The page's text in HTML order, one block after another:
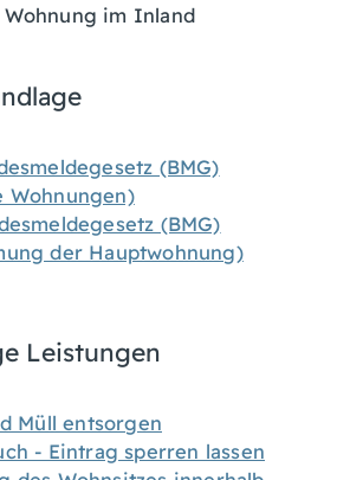
im Inland
(BMG)
Wohnungen)
(BMG)
der Hauptwohnung)
Leistungen
Müll entsorgen
- Eintrag sperren lassen